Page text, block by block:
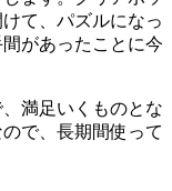
て、パズルになっ
があったことに今
満足いくものとな
で、長期間使って